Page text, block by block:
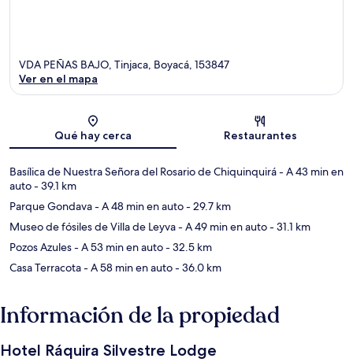
Sección del mapa
VDA PEÑAS BAJO, Tinjaca, Boyacá, 153847
Ver en el mapa
Qué hay cerca Restaurantes
Basílica de Nuestra Señora del Rosario de Chiquinquirá- A 43 min en
auto- 39.1 km
Parque Gondava- A 48 min en auto- 29.7 km
Museo de fósiles de Villa de Leyva- A 49 min en auto- 31.1 km
Pozos Azules- A 53 min en auto- 32.5 km
Casa Terracota- A 58 min en auto- 36.0 km
Información de la propiedad
Hotel Ráquira Silvestre Lodge